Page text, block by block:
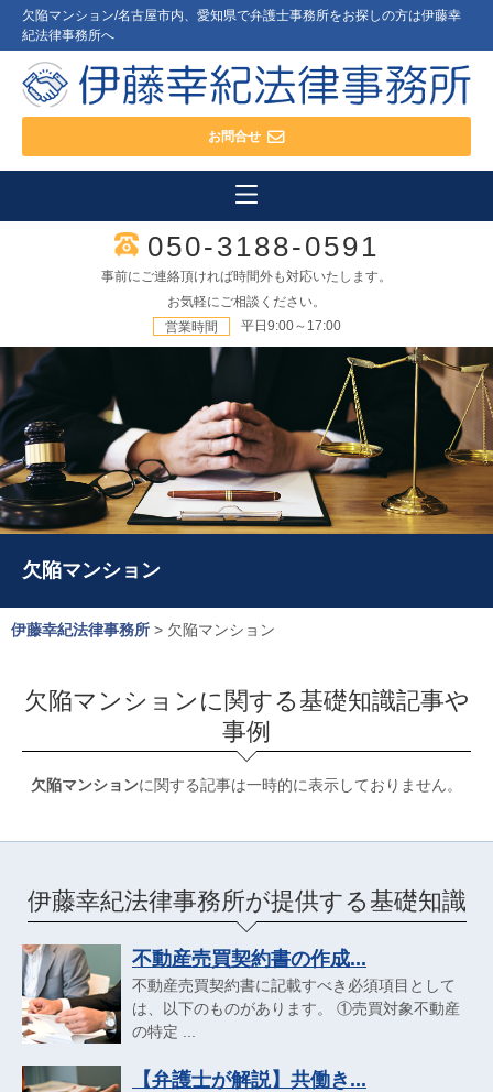
欠陥マンション/名古屋市内、愛知県で弁護士事務所をお探しの方は伊藤幸
紀法律事務所へ
お問合せ
050-3188-0591
事前にご連絡頂ければ時間外も対応いたします。
お気軽にご相談ください。
営業時間
平日9:00～17:00
欠陥マンション
伊藤幸紀法律事務所 > 欠陥マンション
欠陥マンションに関する基礎知識記事や
事例
欠陥マンションに関する記事は一時的に表示しておりません。
伊藤幸紀法律事務所が提供する基礎知識
不動産売買契約書の作成...
不動産売買契約書に記載すべき必須項目として
は、以下のものがあります。 ①売買対象不動産
の特定 ...
【弁護士が解説】共働き...